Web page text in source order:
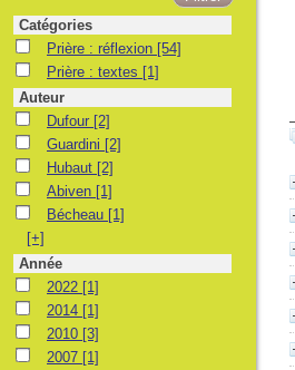
Catégories
Prière : réflexion
Prière : réflexion [54]
Prière : textes
Prière : textes [1]
Auteur
DufourDufour [2]
GuardiniGuardini [2]
HubautHubaut [2]
AbivenAbiven [1]
BécheauBécheau [1]
[+]
Année
2022 2022 [1]
2014 2014 [1]
2010 2010 [3]
2007 2007 [1]